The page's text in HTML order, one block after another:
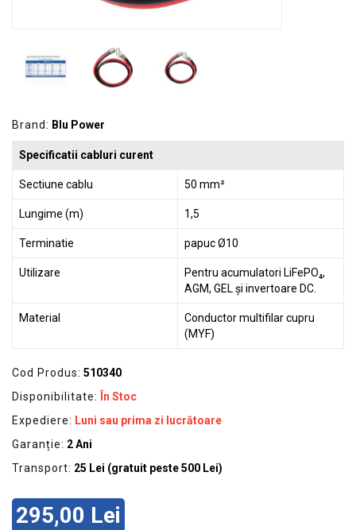
Brand: Blu Power
Specificatii cabluri curent
Sectiune cablu 50 mm²
Lungime (m) 1,5
Terminatie papuc Ø10
Utilizare
Pentru acumulatori LiFePO₄,
AGM, GEL și invertoare DC.
Material
Conductor multifilar cupru
(MYF)
Cod Produs: 510340
Disponibilitate:
În Stoc
Expediere: Luni sau prima zi lucrătoare
Garanție: 2 Ani
Transport: 25 Lei (gratuit peste 500 Lei)
295,00 Lei